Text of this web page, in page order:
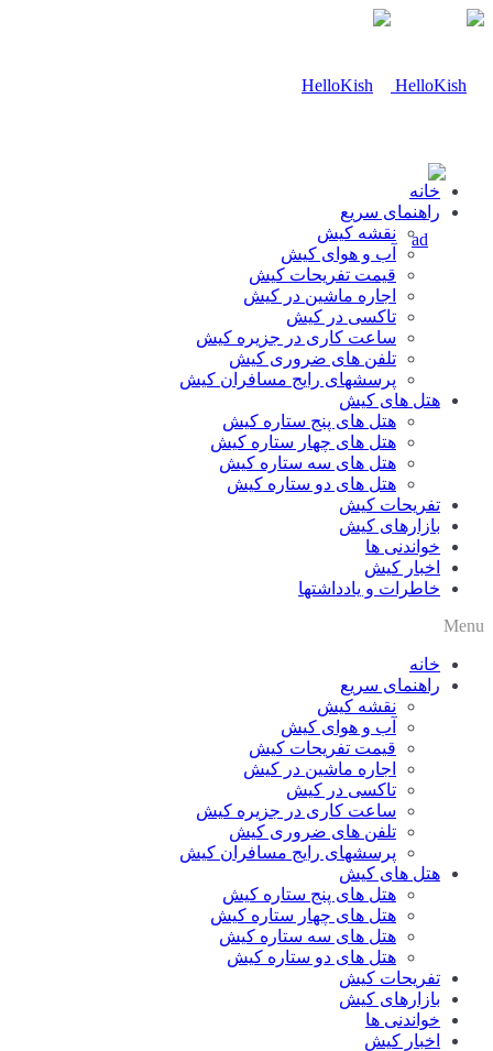
خانه
راهنمای سریع
نقشه کیش
آب و هوای کیش
قیمت تفریحات کیش
اجاره ماشین در کیش
تاکسی در کیش
ساعت کاری در جزیره کیش
تلفن های ضروری کیش
پرسشهای رایج مسافران کیش
هتل های کیش
هتل های پنج ستاره کیش
هتل های چهار ستاره کیش
هتل های سه ستاره کیش
هتل های دو ستاره کیش
تفریحات کیش
بازارهای کیش
خواندنی ها
اخبار کیش
خاطرات و یادداشتها
Menu
خانه
راهنمای سریع
نقشه کیش
آب و هوای کیش
قیمت تفریحات کیش
اجاره ماشین در کیش
تاکسی در کیش
ساعت کاری در جزیره کیش
تلفن های ضروری کیش
پرسشهای رایج مسافران کیش
هتل های کیش
هتل های پنج ستاره کیش
هتل های چهار ستاره کیش
هتل های سه ستاره کیش
هتل های دو ستاره کیش
تفریحات کیش
بازارهای کیش
خواندنی ها
اخبار کیش